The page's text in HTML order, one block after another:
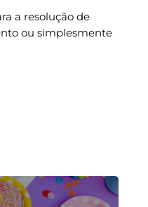
a resolução de
ou simplesmente